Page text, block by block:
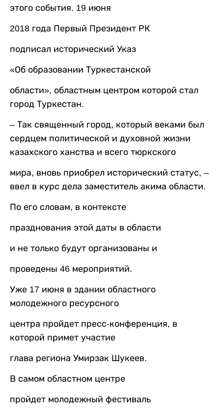
этого события. 19 июня
2018 года Первый Президент РК
подписал исторический Указ
«Об образовании Туркестанской
области», областным центром которой стал
город Туркестан.
– Так священный город, который веками был
сердцем политической и духовной жизни
казахского ханства и всего тюркского
мира, вновь приобрел исторический статус, –
ввел в курс дела заместитель акима области.
По его словам, в контексте
празднования этой даты в области
и не только будут организованы и
проведены 46 мероприятий.
Уже 17 июня в здании областного
молодежного ресурсного
центра пройдет пресс-конференция, в
которой примет участие
глава региона Умирзак Шукеев.
В самом областном центре
пройдет молодежный фестиваль